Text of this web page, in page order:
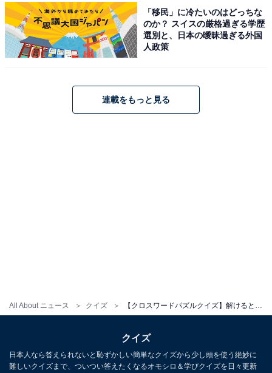
All About ニュース クイズ
「移民」に冷たいのはどっちな
のか？ スイスの厳格過ぎる学歴
選別と、日本の曖昧過ぎる外国
人政策
連載をもっと見る
クイズ
日本人なら答えられないと恥ずかしい簡単なクイズから少し頭を使う絶妙に
難しいクイズまで、ついつい答えたくなるオモシロ＆学びクイズを日々更新